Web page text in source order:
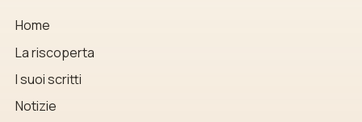
Home
La riscoperta
I suoi scritti
Notizie